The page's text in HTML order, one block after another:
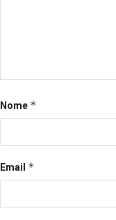
Nome *
Email *